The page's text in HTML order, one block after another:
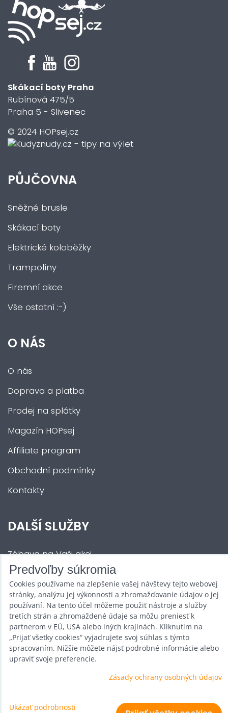
Skákací boty Praha
Rubínová 475/5
Praha 5 - Slivenec
© 2024 HOPsej.cz
PŮJČOVNA
Sněžné brusle
Skákací boty
Elektrické koloběžky
Trampolíny
Firemní akce
Vše ostatní :-)
O NÁS
O nás
Doprava a platba
Prodej na splátky
Magazín HOPsej
Affiliate program
Obchodní podmínky
Kontakty
DALŠÍ SLUŽBY
Zábava na Vaši akci
Půjčovna
Promotéři
Kurzy a setkání
Velkoobchod
Nabídka práce
Zásady ochrany osobných údajov
Predvoľby súkromia
Cookies používame na zlepšenie vašej návštevy tejto webovej
stránky, analýzu jej výkonnosti a zhromažďovanie údajov o jej
používaní. Na tento účel môžeme použiť nástroje a služby
tretích strán a zhromaždené údaje sa môžu preniesť k
partnerom v EÚ, USA alebo iných krajinách. Kliknutím na
„Prijať všetky cookies“ vyjadrujete svoj súhlas s týmto
spracovaním. Nižšie môžete nájsť podrobné informácie alebo
upraviť svoje preferencie.
Zásady ochrany osobných údajov
Ukázať podrobnosti